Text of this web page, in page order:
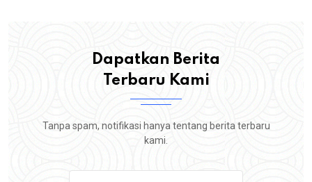
Dapatkan Berita
Terbaru Kami
Tanpa spam, notifikasi hanya tentang berita terbaru
kami.